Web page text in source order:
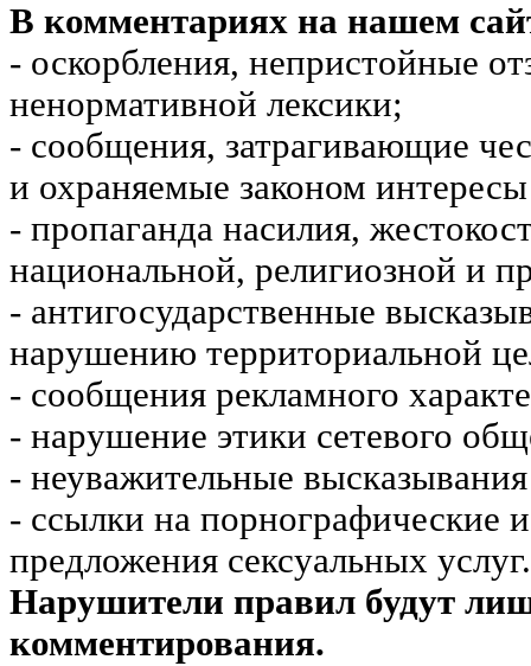
В комментариях на нашем
- оскорбления, непристойные
ненормативной лексики;
- сообщения, затрагивающие
и охраняемые законом
- пропаганда насилия,
национальной, религиозной и
- антигосударственные
нарушению территориальной
- сообщения рекламного
- нарушение этики сетевого
- неуважительные
- ссылки на порнографические
предложения сексуальных услуг.
Нарушители правил будут
комментирования.